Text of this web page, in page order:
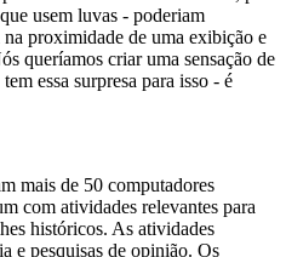
usem luvas - poderiam
proximidade de uma exibição e
queríamos criar uma sensação de
essa surpresa para isso - é
mais de 50 computadores
com atividades relevantes para
históricos. As atividades
e pesquisas de opinião. Os